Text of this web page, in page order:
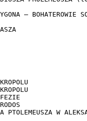
– BOHATEROWIE